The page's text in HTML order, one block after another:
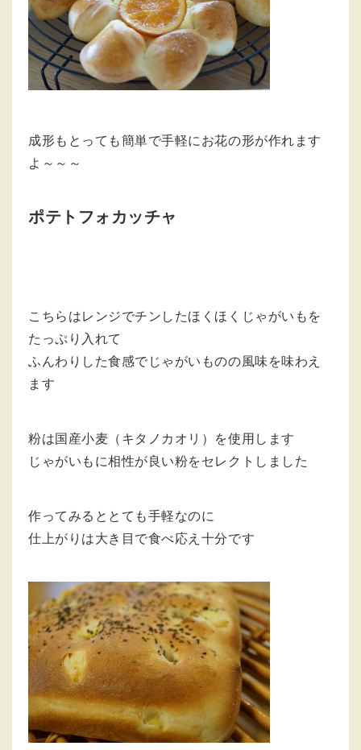
成形もとっても簡単で手軽にお花の形が作れます
よ～～～
ポテトフォカッチャ
こちらはレンジでチンしたほくほくじゃがいもを
たっぷり入れて
ふんわりした食感でじゃがいものの風味を味わえ
ます
粉は国産小麦（キタノカオリ）を使用します
じゃがいもに相性が良い粉をセレクトしました
作ってみるととても手軽なのに
仕上がりは大き目で食べ応え十分です